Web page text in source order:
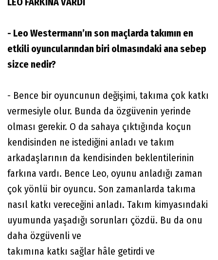
- Leo Westermann’ın son maçlarda takımın en
etkili oyuncularından biri olmasındaki ana sebep
sizce nedir?
- Bence bir oyuncunun değişimi, takıma çok katkı
vermesiyle olur. Bunda da özgüvenin yerinde
olması gerekir. O da sahaya çıktığında koçun
kendisinden ne istediğini anladı ve takım
arkadaşlarının da kendisinden beklentilerinin
farkına vardı. Bence Leo, oyunu anladığı zaman
çok yönlü bir oyuncu. Son zamanlarda takıma
nasıl katkı vereceğini anladı. Takım kimyasındaki
uyumunda yaşadığı sorunları çözdü. Bu da onu
daha özgüvenli ve
takımına katkı sağlar hâle getirdi ve